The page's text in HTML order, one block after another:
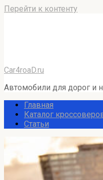
Перейти к контенту
Car4roaD.ru
Автомобили для дорог и
Главная
Каталог
Статьи